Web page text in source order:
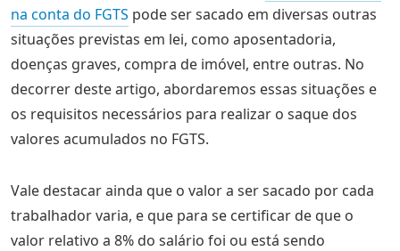
na conta do FGTS pode ser sacado em diversas outras
situações previstas em lei, como aposentadoria,
doenças graves, compra de imóvel, entre outras. No
decorrer deste artigo, abordaremos essas situações e
os requisitos necessários para realizar o saque dos
valores acumulados no FGTS.
Vale destacar ainda que o valor a ser sacado por cada
trabalhador varia, e que para se certificar de que o
valor relativo a 8% do salário foi ou está sendo